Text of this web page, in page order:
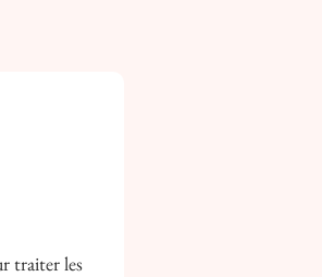
traiter les